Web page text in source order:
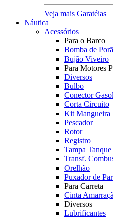
Veja mais Garatéias
Náutica
Acessórios
Para o Barco
Bomba de
Bujão Viveiro
Para Motores
Diversos
Bulbo
Conector
Corta Circuito
Kit Mangueira
Pescador
Rotor
Registro
Tampa Tanque
Transf.
Orelhão
Puxador de
Para Carreta
Cinta
Diversos
Lubrificantes